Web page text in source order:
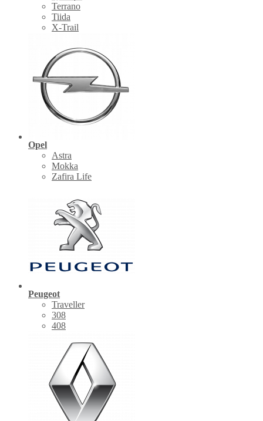
Terrano
Tiida
X-Trail
Opel
Astra
Mokka
Zafira Life
Peugeot
Traveller
308
408